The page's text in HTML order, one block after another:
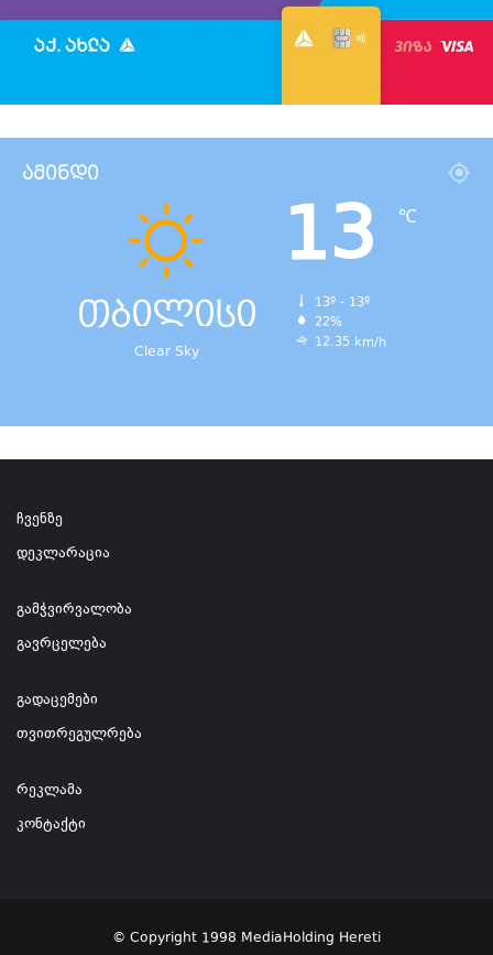
ამინდი
თბილისი
Clear Sky
13 ℃
13º - 13º
22%
12.35 km/h
ჩვენზე
დეკლარაცია
გამჭვირვალობა
გავრცელება
გადაცემები
თვითრეგულრება
რეკლამა
კონტაქტი
© Copyright 1998 MediaHolding Hereti